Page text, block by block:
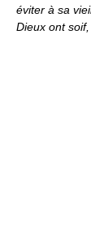
éviter à sa
Dieux ont soif,